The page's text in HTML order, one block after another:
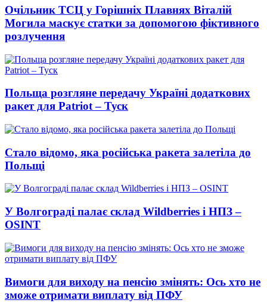
Очільник ТСЦ у Горішніх Плавнях Віталій
Могила маскує статки за допомогою фіктивного
розлучення
Польща розгляне передачу Україні додаткових
ракет для Patriot – Туск
Стало відомо, яка російська ракета залетіла до
Польщі
У Волгограді палає склад Wildberries і НПЗ –
OSINT
Вимоги для виходу на пенсію змінять: Ось хто не
зможе отримати виплату від ПФУ